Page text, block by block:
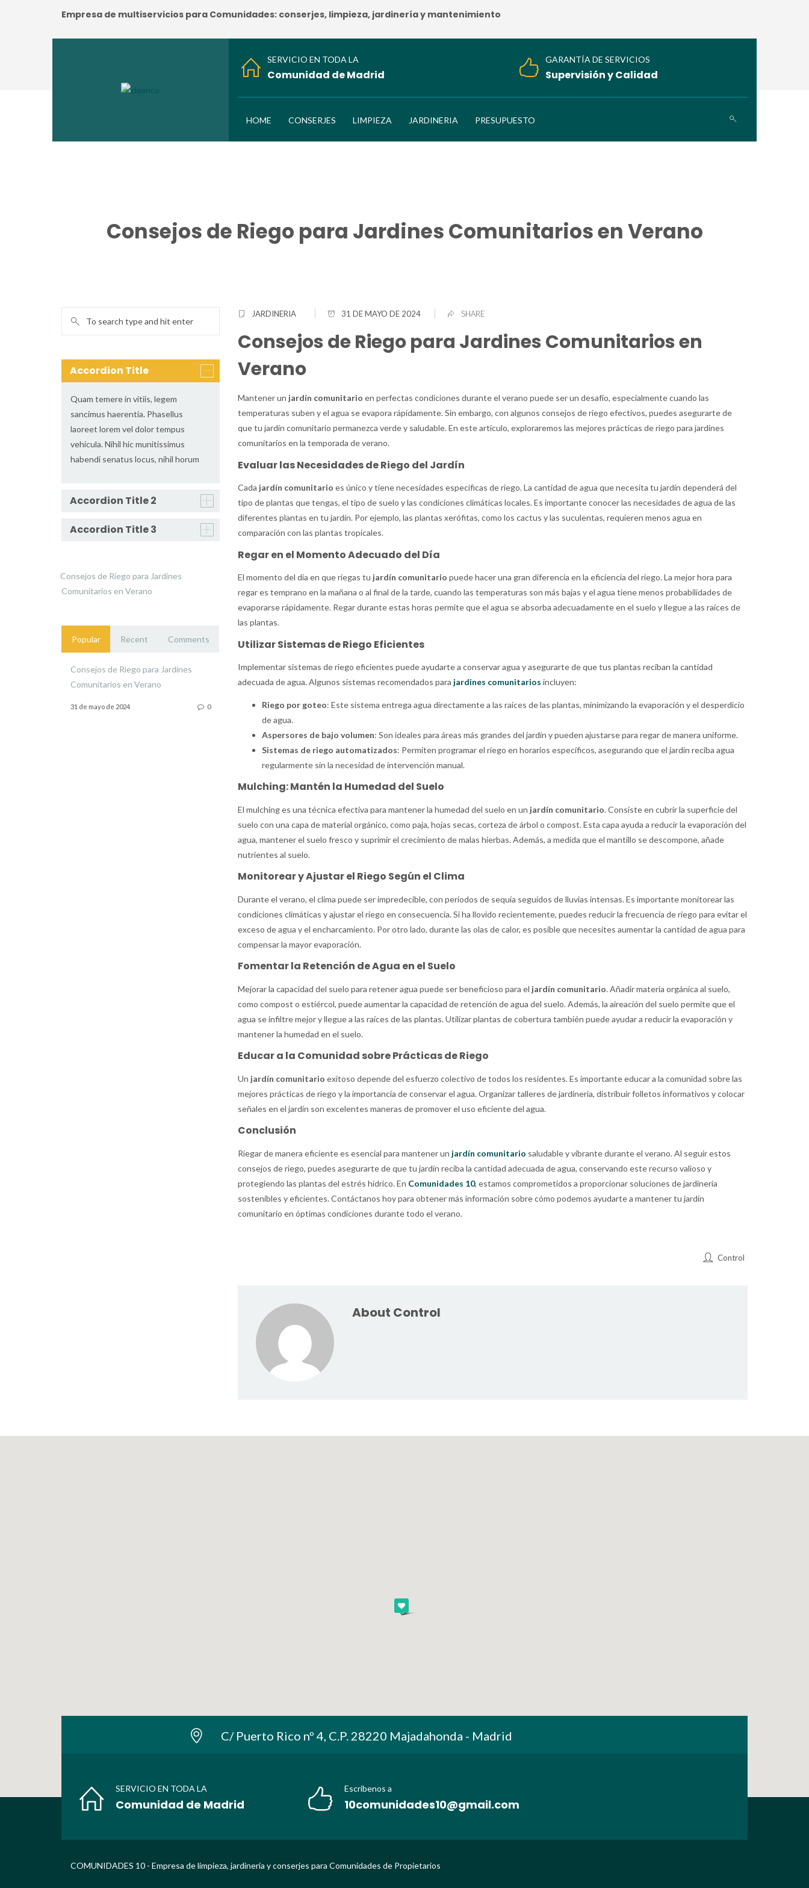
Empresa de multiservicios para Comunidades: conserjes, limpieza, jardinería y mantenimiento
SERVICIO EN TODA LA
Comunidad de Madrid
GARANTÍA DE SERVICIOS
Supervisión y Calidad
HOME CONSERJES LIMPIEZA JARDINERIA PRESUPUESTO
Consejos de Riego para Jardines Comunitarios en Verano
JARDINERIA 31 DE MAYO DE 2024 SHARE
Consejos de Riego para Jardines Comunitarios en
Verano
Mantener un jardín comunitario en perfectas condiciones durante el verano puede ser un desafío, especialmente cuando las
temperaturas suben y el agua se evapora rápidamente. Sin embargo, con algunos consejos de riego efectivos, puedes asegurarte de
que tu jardín comunitario permanezca verde y saludable. En este artículo, exploraremos las mejores prácticas de riego para jardines
comunitarios en la temporada de verano.
Evaluar las Necesidades de Riego del Jardín
Cada jardín comunitario es único y tiene necesidades específicas de riego. La cantidad de agua que necesita tu jardín dependerá del
tipo de plantas que tengas, el tipo de suelo y las condiciones climáticas locales. Es importante conocer las necesidades de agua de las
diferentes plantas en tu jardín. Por ejemplo, las plantas xerófitas, como los cactus y las suculentas, requieren menos agua en
comparación con las plantas tropicales.
Regar en el Momento Adecuado del Día
El momento del día en que riegas tu jardín comunitario puede hacer una gran diferencia en la eficiencia del riego. La mejor hora para
regar es temprano en la mañana o al final de la tarde, cuando las temperaturas son más bajas y el agua tiene menos probabilidades de
evaporarse rápidamente. Regar durante estas horas permite que el agua se absorba adecuadamente en el suelo y llegue a las raíces de
las plantas.
Utilizar Sistemas de Riego Eficientes
Implementar sistemas de riego eficientes puede ayudarte a conservar agua y asegurarte de que tus plantas reciban la cantidad
adecuada de agua. Algunos sistemas recomendados para jardines comunitarios incluyen:
Riego por goteo: Este sistema entrega agua directamente a las raíces de las plantas, minimizando la evaporación y el desperdicio
de agua.
Aspersores de bajo volumen: Son ideales para áreas más grandes del jardín y pueden ajustarse para regar de manera uniforme.
Sistemas de riego automatizados: Permiten programar el riego en horarios específicos, asegurando que el jardín reciba agua
regularmente sin la necesidad de intervención manual.
Mulching: Mantén la Humedad del Suelo
El mulching es una técnica efectiva para mantener la humedad del suelo en un jardín comunitario. Consiste en cubrir la superficie del
suelo con una capa de material orgánico, como paja, hojas secas, corteza de árbol o compost. Esta capa ayuda a reducir la evaporación del
agua, mantener el suelo fresco y suprimir el crecimiento de malas hierbas. Además, a medida que el mantillo se descompone, añade
nutrientes al suelo.
Monitorear y Ajustar el Riego Según el Clima
Durante el verano, el clima puede ser impredecible, con períodos de sequía seguidos de lluvias intensas. Es importante monitorear las
condiciones climáticas y ajustar el riego en consecuencia. Si ha llovido recientemente, puedes reducir la frecuencia de riego para evitar el
exceso de agua y el encharcamiento. Por otro lado, durante las olas de calor, es posible que necesites aumentar la cantidad de agua para
compensar la mayor evaporación.
Fomentar la Retención de Agua en el Suelo
Mejorar la capacidad del suelo para retener agua puede ser beneficioso para el jardín comunitario. Añadir materia orgánica al suelo,
como compost o estiércol, puede aumentar la capacidad de retención de agua del suelo. Además, la aireación del suelo permite que el
agua se infiltre mejor y llegue a las raíces de las plantas. Utilizar plantas de cobertura también puede ayudar a reducir la evaporación y
mantener la humedad en el suelo.
Educar a la Comunidad sobre Prácticas de Riego
Un jardín comunitario exitoso depende del esfuerzo colectivo de todos los residentes. Es importante educar a la comunidad sobre las
mejores prácticas de riego y la importancia de conservar el agua. Organizar talleres de jardinería, distribuir folletos informativos y colocar
señales en el jardín son excelentes maneras de promover el uso eficiente del agua.
Conclusión
Riegar de manera eficiente es esencial para mantener un jardín comunitario saludable y vibrante durante el verano. Al seguir estos
consejos de riego, puedes asegurarte de que tu jardín reciba la cantidad adecuada de agua, conservando este recurso valioso y
protegiendo las plantas del estrés hídrico. En Comunidades 10, estamos comprometidos a proporcionar soluciones de jardinería
sostenibles y eficientes. Contáctanos hoy para obtener más información sobre cómo podemos ayudarte a mantener tu jardín
comunitario en óptimas condiciones durante todo el verano.
Control
About Control
Accordion Title
Quam temere in vitiis, legem
sancimus haerentia. Phasellus
laoreet lorem vel dolor tempus
vehicula. Nihil hic munitissimus
habendi senatus locus, nihil horum
Accordion Title 2
Accordion Title 3
Consejos de Riego para Jardines
Comunitarios en Verano
Popular Recent Comments
Consejos de Riego para Jardines
Comunitarios en Verano
31 de mayo de 2024 0
C/ Puerto Rico nº 4, C.P. 28220 Majadahonda - Madrid
SERVICIO EN TODA LA
Comunidad de Madrid
Escribenos a
10comunidades10@gmail.com
COMUNIDADES 10 - Empresa de limpieza, jardinería y conserjes para Comunidades de Propietarios